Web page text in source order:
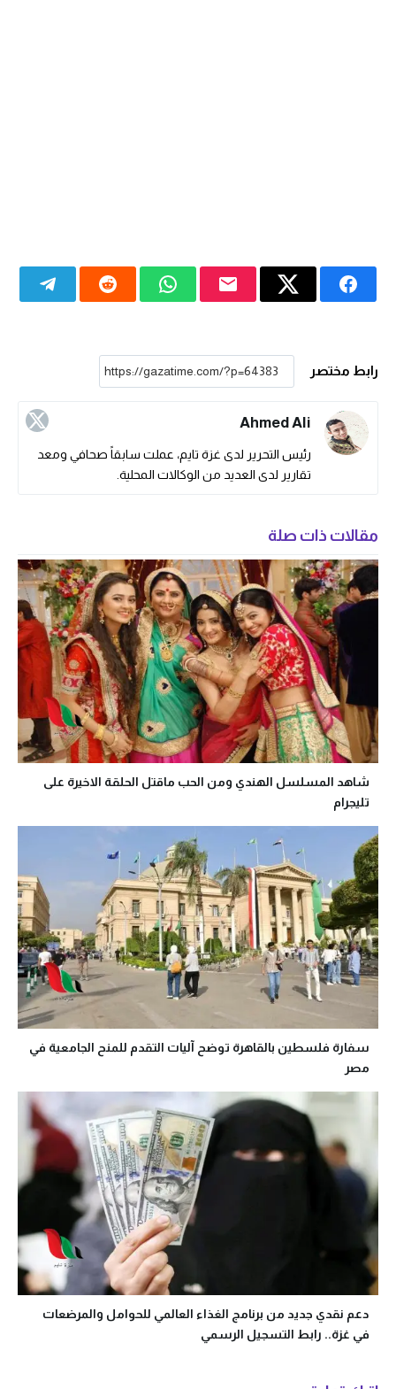
رابط مختصر
Ahmed Ali
رئيس التحرير لدى غزة تايم، عملت سابقاً صحافي ومعد
تقارير لدى العديد من الوكالات المحلية.
مقالات ذات صلة
شاهد المسلسل الهندي ومن الحب ماقتل الحلقة الاخيرة على
تليجرام
سفارة فلسطين بالقاهرة توضح آليات التقدم للمنح الجامعية في
مصر
دعم نقدي جديد من برنامج الغذاء العالمي للحوامل والمرضعات
في غزة.. رابط التسجيل الرسمي